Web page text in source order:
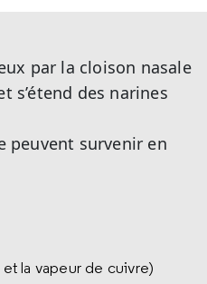
par la cloison nasale
s’étend des narines
peuvent survenir en
la vapeur de cuivre)